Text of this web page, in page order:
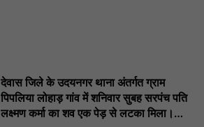
देवास जिले के उदयनगर थाना अंतर्गत ग्राम
पिपलिया लोहाड़ गांव में शनिवार सुबह सरपंच पति
लक्ष्मण कर्मा का शव एक पेड़ से लटका मिला।